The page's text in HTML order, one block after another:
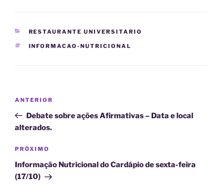
CATEGORIAS
RESTAURANTE UNIVERSITARIO
TAGS
INFORMACAO-NUTRICIONAL
Navegação
Post
Post
anterior
ANTERIOR
Debate sobre ações Afirmativas – Data e local
alterados.
Próximo
post
PRÓXIMO
Informação Nutricional do Cardápio de sexta-feira
(17/10)